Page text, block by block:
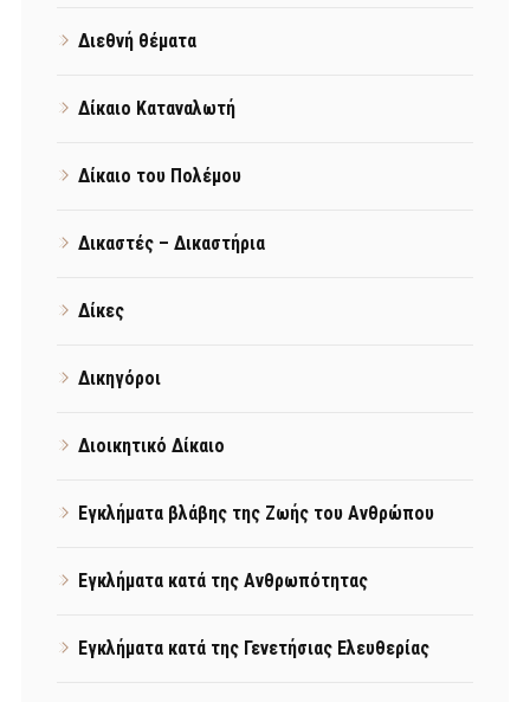
Διεθνή θέματα
Δίκαιο Καταναλωτή
Δίκαιο του Πολέμου
Δικαστές – Δικαστήρια
Δίκες
Δικηγόροι
Διοικητικό Δίκαιο
Εγκλήματα βλάβης της Ζωής του Ανθρώπου
Εγκλήματα κατά της Ανθρωπότητας
Εγκλήματα κατά της Γενετήσιας Ελευθερίας